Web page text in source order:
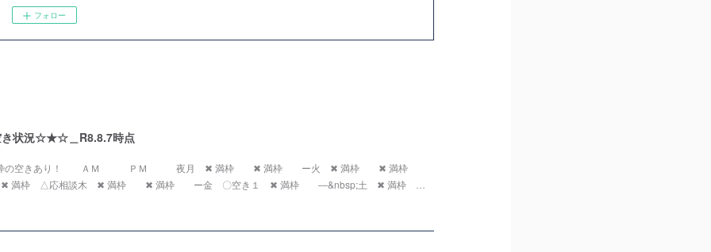
フォロー
状況☆★☆＿R8.8.7時点
枠の空きあり！ ＡＭ ＰＭ 夜月 ✖ 満枠 ✖ 満枠 ー火 ✖ 満枠 ✖ 満枠
満枠 △応相談木 ✖ 満枠 ✖ 満枠 ー金 〇空き１ ✖ 満枠 ―&nbsp;土 ✖ 満枠 …